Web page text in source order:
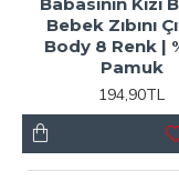
Bebek Zıbını
Body 8 Renk |
Pamuk
194,90TL